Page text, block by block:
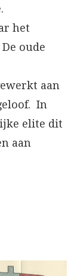
het
oude
aan
In
elite dit
aan